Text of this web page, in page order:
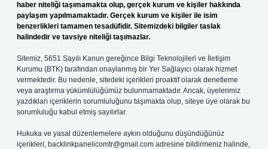
haber niteliği taşımamakta olup, gerçek kurum ve kişiler hakkında
paylaşım yapılmamaktadır. Gerçek kurum ve kişiler ile isim
benzerlikleri tamamen tesadüfidir. Sitemizdeki bilgiler taslak
halindedir ve tavsiye niteliği taşımazlar.
Sitemiz, 5651 Sayılı Kanun gereğince Bilgi Teknolojileri ve İletişim
Kurumu (BTK) tarafından onaylanmış bir Yer Sağlayıcı olarak hizmet
vermektedir. Bu nedenle, sitedeki içerikleri proaktif olarak denetleme
veya araştırma yükümlülüğümüz bulunmamaktadır. Ancak, üyelerimiz
yazdıkları içeriklerin sorumluluğunu taşımakta olup, siteye üye olarak bu
sorumluluğu kabul etmiş sayılırlar.
Hukuka ve yasal düzenlemelere aykırı olduğunu düşündüğünüz
içerikleri, backlinkpanelicomtr@gmail.com adresine bildirmeniz halinde,